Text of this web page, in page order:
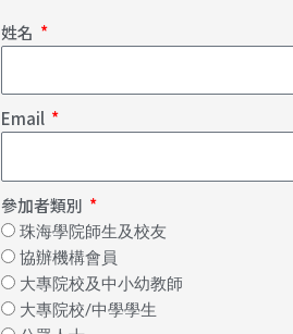
姓名
Email
參加者類別
珠海學院師生及校友
協辦機構會員
大專院校及中小幼教師
大專院校/中學學生